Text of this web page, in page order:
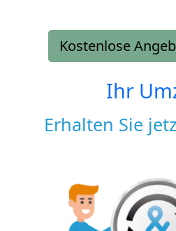
Kostenlose
Ihr
Erhalten Sie